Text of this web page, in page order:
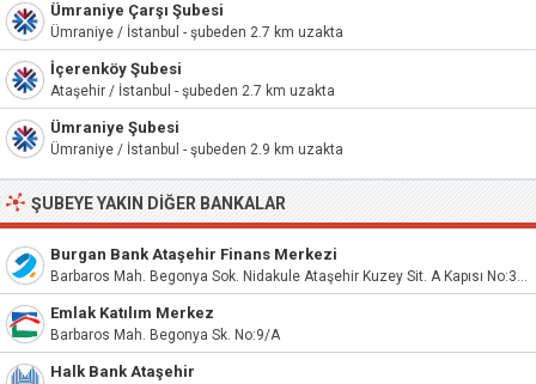
Ümraniye Çarşı Şubesi
Ümraniye / İstanbul - şubeden 2.7 km uzakta
İçerenköy Şubesi
Ataşehir / İstanbul - şubeden 2.7 km uzakta
Ümraniye Şubesi
Ümraniye / İstanbul - şubeden 2.9 km uzakta
ŞUBEYE YAKIN DIĞER BANKALAR
Burgan Bank Ataşehir Finans Merkezi
Barbaros Mah. Begonya Sok. Nidakule Ataşehir Kuzey Sit. A Kapısı No:3/144 Ataşehir / İstanbul
Emlak Katılım Merkez
Barbaros Mah. Begonya Sk. No:9/A
Halk Bank Ataşehir